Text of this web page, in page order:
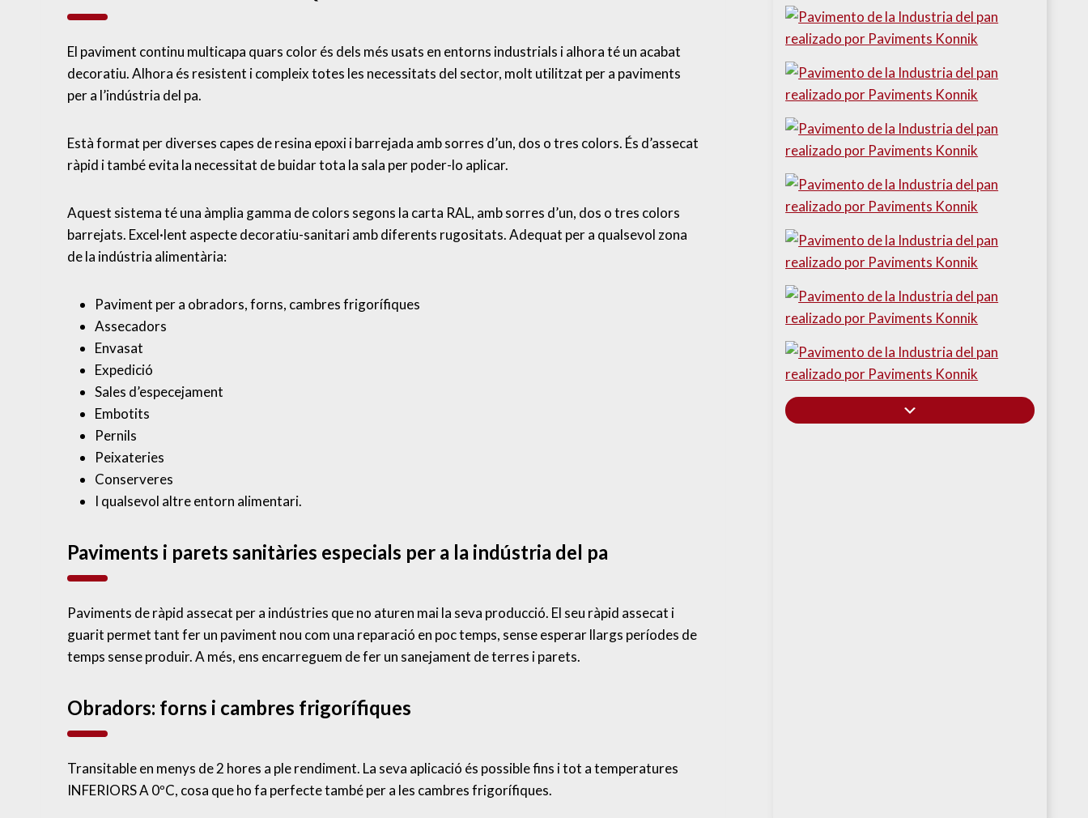
El paviment continu multicapa quars color és dels més usats en entorns industrials i alhora té un acabat
decoratiu. Alhora és resistent i compleix totes les necessitats del sector, molt utilitzat per a paviments
per a l’indústria del pa.
Està format per diverses capes de resina epoxi i barrejada amb sorres d’un, dos o tres colors. És d’assecat
ràpid i també evita la necessitat de buidar tota la sala per poder-lo aplicar.
Aquest sistema té una àmplia gamma de colors segons la carta RAL, amb sorres d’un, dos o tres colors
barrejats. Excel·lent aspecte decoratiu-sanitari amb diferents rugositats. Adequat per a qualsevol zona
de la indústria alimentària:
Paviment per a obradors, forns, cambres frigorífiques
Assecadors
Envasat
Expedició
Sales d’especejament
Embotits
Pernils
Peixateries
Conserveres
I qualsevol altre entorn alimentari.
Paviments i parets sanitàries especials per a la indústria del pa
Paviments de ràpid assecat per a indústries que no aturen mai la seva producció. El seu ràpid assecat i
guarit permet tant fer un paviment nou com una reparació en poc temps, sense esperar llargs períodes de
temps sense produir. A més, ens encarreguem de fer un sanejament de terres i parets.
Obradors: forns i cambres frigorífiques
Transitable en menys de 2 hores a ple rendiment. La seva aplicació és possible fins i tot a temperatures
INFERIORS A 0ºC, cosa que ho fa perfecte també per a les cambres frigorífiques.